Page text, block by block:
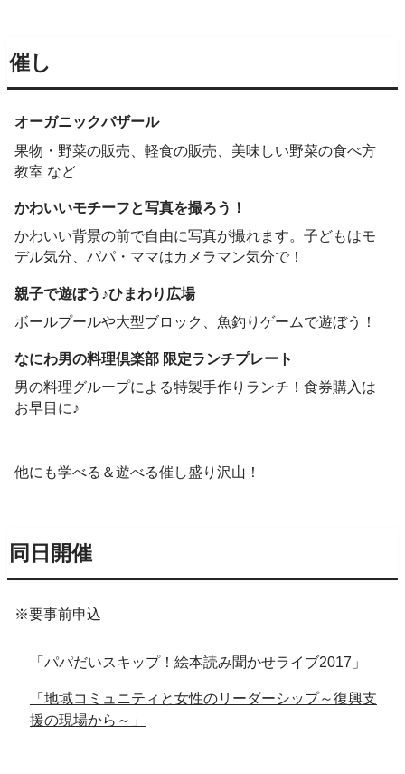
催し
オーガニックバザール
果物・野菜の販売、軽食の販売、美味しい野菜の食べ方
教室 など
かわいいモチーフと写真を撮ろう！
かわいい背景の前で自由に写真が撮れます。子どもはモ
デル気分、パパ・ママはカメラマン気分で！
親子で遊ぼう♪ひまわり広場
ボールプールや大型ブロック、魚釣りゲームで遊ぼう！
なにわ男の料理倶楽部 限定ランチプレート
男の料理グループによる特製手作りランチ！食券購入は
お早目に♪
他にも学べる＆遊べる催し盛り沢山！
同日開催
※要事前申込
「パパだいスキップ！絵本読み聞かせライブ2017」
「地域コミュニティと女性のリーダーシップ～復興支
援の現場から～」